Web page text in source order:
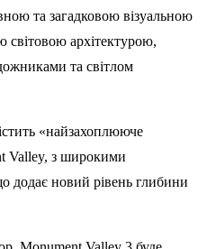
та загадковою візуальною
світовою архітектурою,
та світлом
«найзахоплююче
Valley, з широкими
новий рівень глибини